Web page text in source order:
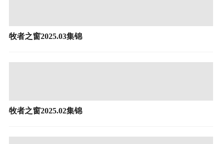
牧者之窗2025.03集锦
牧者之窗2025.02集锦